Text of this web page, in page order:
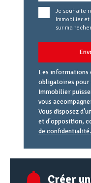
Je souhaite
Immobilier
sur ma
Les informations
obligatoires pour
Immobilier
vous
Vous disposez
et d'opposition,
de confidentialité.
email
URL
Créer